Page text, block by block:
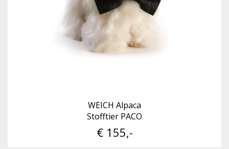
WEICH Alpaca
Stofftier PACO
€ 155,-